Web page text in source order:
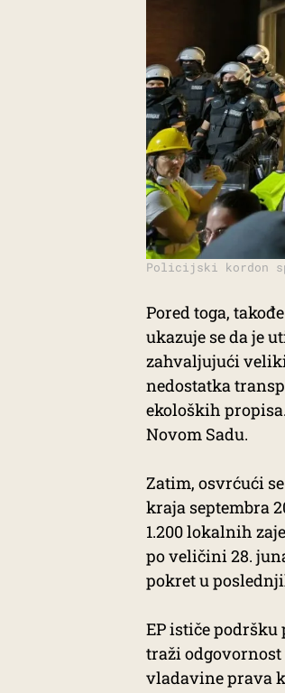
Policijski kordon
Pored toga,
ukazuje se da je
zahvaljujući
nedostatka
ekoloških
Novom Sadu.
Zatim, osvrćući
kraja septembra
1.200 lokalnih
po veličini 28.
pokret u
EP ističe
traži
vladavine prava